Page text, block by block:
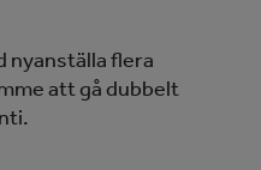
nyanställa flera
att gå dubbelt